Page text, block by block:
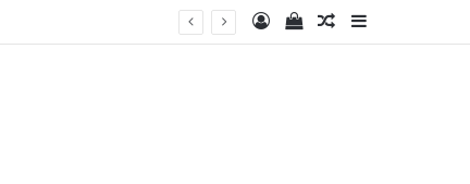
Log InView your
Random Article
Sidebar